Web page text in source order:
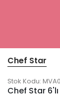
Chef Star
Stok Kodu:
Chef Star